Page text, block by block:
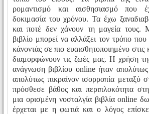
ρομαντισμό και αισθησιασμό που
δοκιμασία του χρόνου. Τα έχω
και ποτέ δεν χάνουν τη μαγεία τους.
βιβλίο μπορεί να αλλάξει τον τρόπο
κάνοντάς σε πιο ευαισθητοποιημένο στις
διαμορφώνουν τις ζωές μας. Η χρήση
ανάγνωση βιβλίου online ήταν απολύτως
απολύτως πικραίνον ισορροπία μεταξύ
πρόσθεσε βάθος και περιπλοκότητα
μια ορισμένη νοσταλγία βιβλία online
έρχεται με η φωτιά και ο λόγος